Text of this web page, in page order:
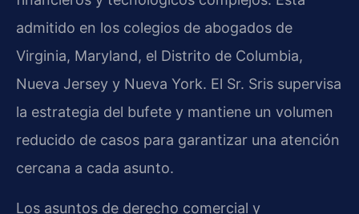
admitido en los colegios de abogados de
Virginia, Maryland, el Distrito de Columbia,
Nueva Jersey y Nueva York. El Sr. Sris supervisa
la estrategia del bufete y mantiene un volumen
reducido de casos para garantizar una atención
cercana a cada asunto.
Los asuntos de derecho comercial y